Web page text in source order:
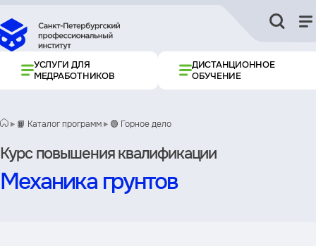
УСЛУГИ ДЛЯ
МЕДРАБОТНИКОВ
ДИСТАНЦИОННОЕ
ОБУЧЕНИЕ
📙 Каталог программ 🟢 Горное дело
Курс повышения квалификации
Механика грунтов